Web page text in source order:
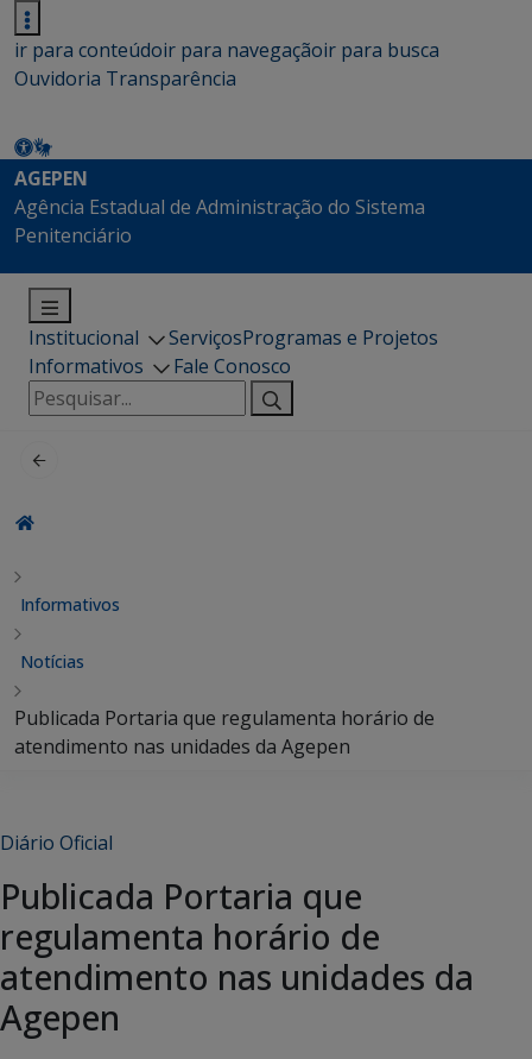
ir para conteúdoir para navegaçãoir para busca
Ouvidoria Transparência
AGEPEN
Agência Estadual de Administração do Sistema
Penitenciário
Institucional ServiçosProgramas e Projetos
Informativos
Fale Conosco
Pesquisar
por:
Informativos
Notícias
Publicada Portaria que regulamenta horário de
atendimento nas unidades da Agepen
Diário Oficial
Publicada Portaria que
regulamenta horário de
atendimento nas unidades da
Agepen